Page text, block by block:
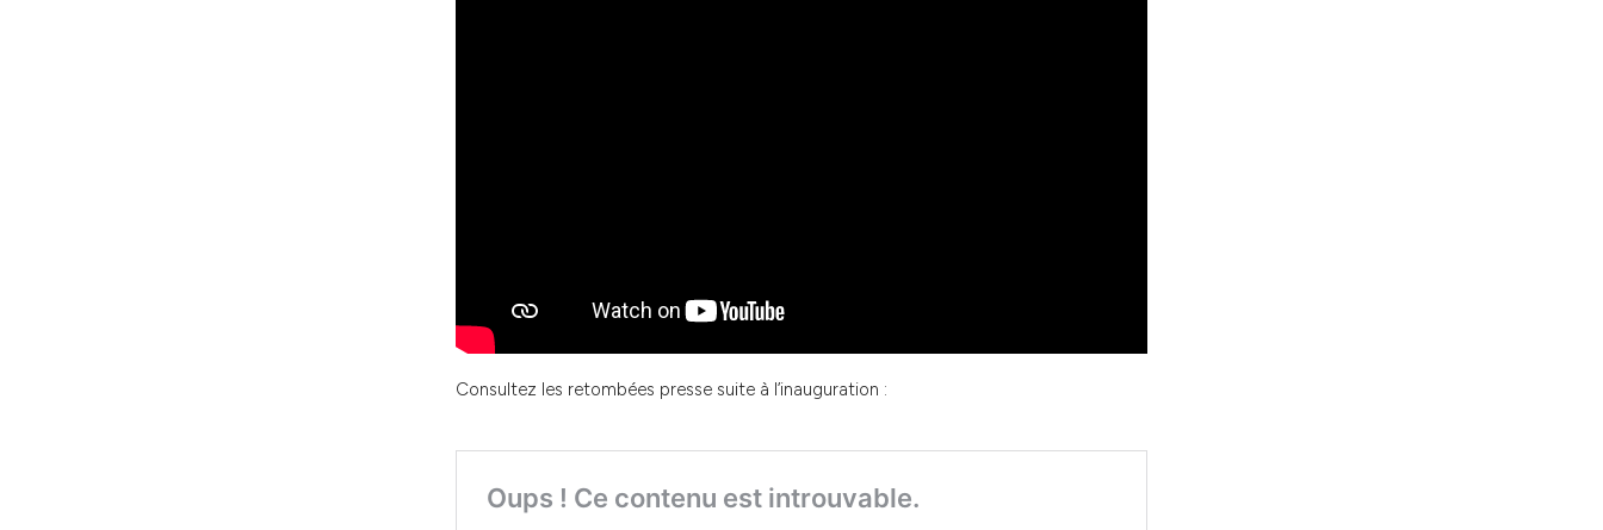
Consultez les retombées presse suite à l’inauguration :